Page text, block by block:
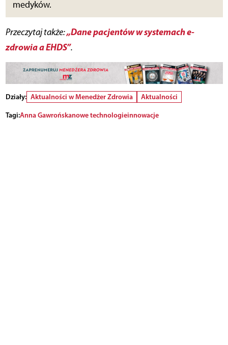
medyków.
Przeczytaj także:„Dane pacjentów w systemach e-
zdrowia a EHDS”.
Działy: Aktualności w Menedżer Zdrowia
Aktualności
Tagi:Anna Gawrońskanowe technologieinnowacje